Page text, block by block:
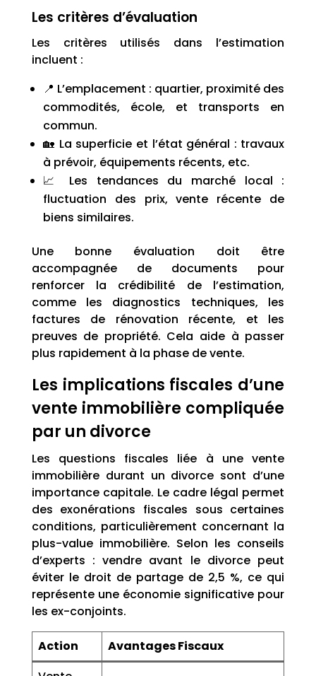
Les critères d’évaluation
Les critères utilisés dans l’estimation
incluent :
📍 L’emplacement : quartier, proximité des
commodités, école, et transports en
commun.
🏡 La superficie et l’état général : travaux
à prévoir, équipements récents, etc.
📈 Les tendances du marché local :
fluctuation des prix, vente récente de
biens similaires.
Une bonne évaluation doit être
accompagnée de documents pour
renforcer la crédibilité de l’estimation,
comme les diagnostics techniques, les
factures de rénovation récente, et les
preuves de propriété. Cela aide à passer
plus rapidement à la phase de vente.
Les implications fiscales d’une
vente immobilière compliquée
par un divorce
Les questions fiscales liée à une vente
immobilière durant un divorce sont d’une
importance capitale. Le cadre légal permet
des exonérations fiscales sous certaines
conditions, particulièrement concernant la
plus-value immobilière. Selon les conseils
d’experts : vendre avant le divorce peut
éviter le droit de partage de 2,5 %, ce qui
représente une économie significative pour
les ex-conjoints.
Action
Avantages Fiscaux